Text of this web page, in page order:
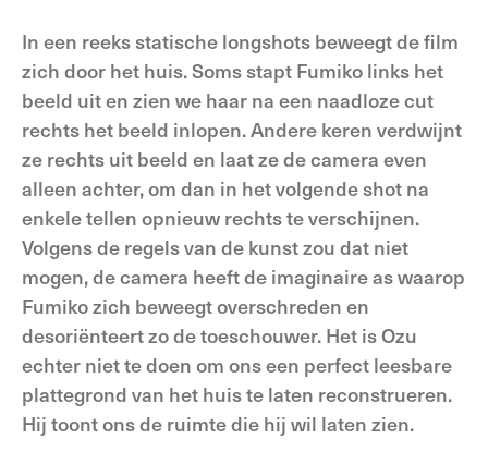
In een reeks statische longshots beweegt de film
zich door het huis. Soms stapt Fumiko links het
beeld uit en zien we haar na een naadloze cut
rechts het beeld inlopen. Andere keren verdwijnt
ze rechts uit beeld en laat ze de camera even
alleen achter, om dan in het volgende shot na
enkele tellen opnieuw rechts te verschijnen.
Volgens de regels van de kunst zou dat niet
mogen, de camera heeft de imaginaire as waarop
Fumiko zich beweegt overschreden en
desoriënteert zo de toeschouwer. Het is Ozu
echter niet te doen om ons een perfect leesbare
plattegrond van het huis te laten reconstrueren.
Hij toont ons de ruimte die hij wil laten zien.